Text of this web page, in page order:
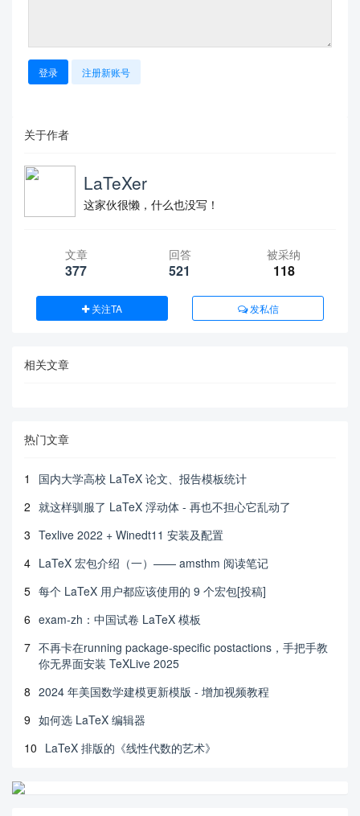
登录 注册新账号
关于作者
LaTeXer
这家伙很懒，什么也没写！
文章
377
回答
521
被采纳
118
关注TA 发私信
相关文章
热门文章
1
国内大学高校 LaTeX 论文、报告模板统计
2 就这样驯服了 LaTeX 浮动体 - 再也不担心它乱动了
3 Texlive 2022 + Winedt11 安装及配置
4 LaTeX 宏包介绍（一）—— amsthm 阅读笔记
5 每个 LaTeX 用户都应该使用的 9 个宏包[投稿]
6 exam-zh：中国试卷 LaTeX 模板
7 不再卡在running package-specific postactions，手把手教
你无界面安装 TeXLive 2025
8 2024 年美国数学建模更新模版 - 增加视频教程
9 如何选 LaTeX 编辑器
10 LaTeX 排版的《线性代数的艺术》